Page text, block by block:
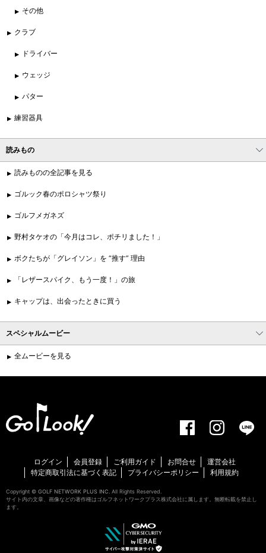
その他
クラブ
ドライバー
ウェッジ
パター
練習器具
読みもの
読みものの全記事を見る
ゴルック春のポロシャツ祭り
ゴルフメガネズ
野村タケオの「今月はコレ、ポチリました！」
ボクたちが「グレイソン」を “推す” 理由
「レザースパイク、もう一度！」の旅
キャップは、出会ったときに買う
スペシャルムービー
全ムービーを見る
ログイン 会員登録 ご利用ガイド お問合せ
運営会社
特定商取引法に基づく表記
プライバシーポリシー 利用規約
Copyright © GOLF NETWORK PLUS INC. All Rights Reserved.
サイト内の文章、画像などの著作権はゴルフネットワークプラス株式会社に属します。無断転載を禁止し
ます。